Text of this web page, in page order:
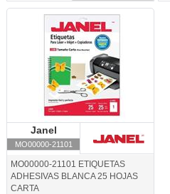
MO00000-21101-Janel
Janel
MO00000-21101
MO00000-21101 ETIQUETAS
ADHESIVAS BLANCA 25 HOJAS
CARTA